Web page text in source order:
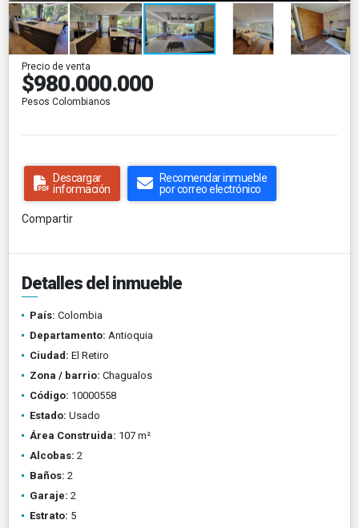
Precio de venta
$980.000.000
Pesos Colombianos
Descargar
información
Recomendar inmueble
por correo electrónico
Compartir
Detalles del inmueble
País: Colombia
Departamento: Antioquia
Ciudad: El Retiro
Zona / barrio: Chagualos
Código: 10000558
Estado: Usado
Área Construida: 107 m²
Alcobas: 2
Baños: 2
Garaje: 2
Estrato: 5